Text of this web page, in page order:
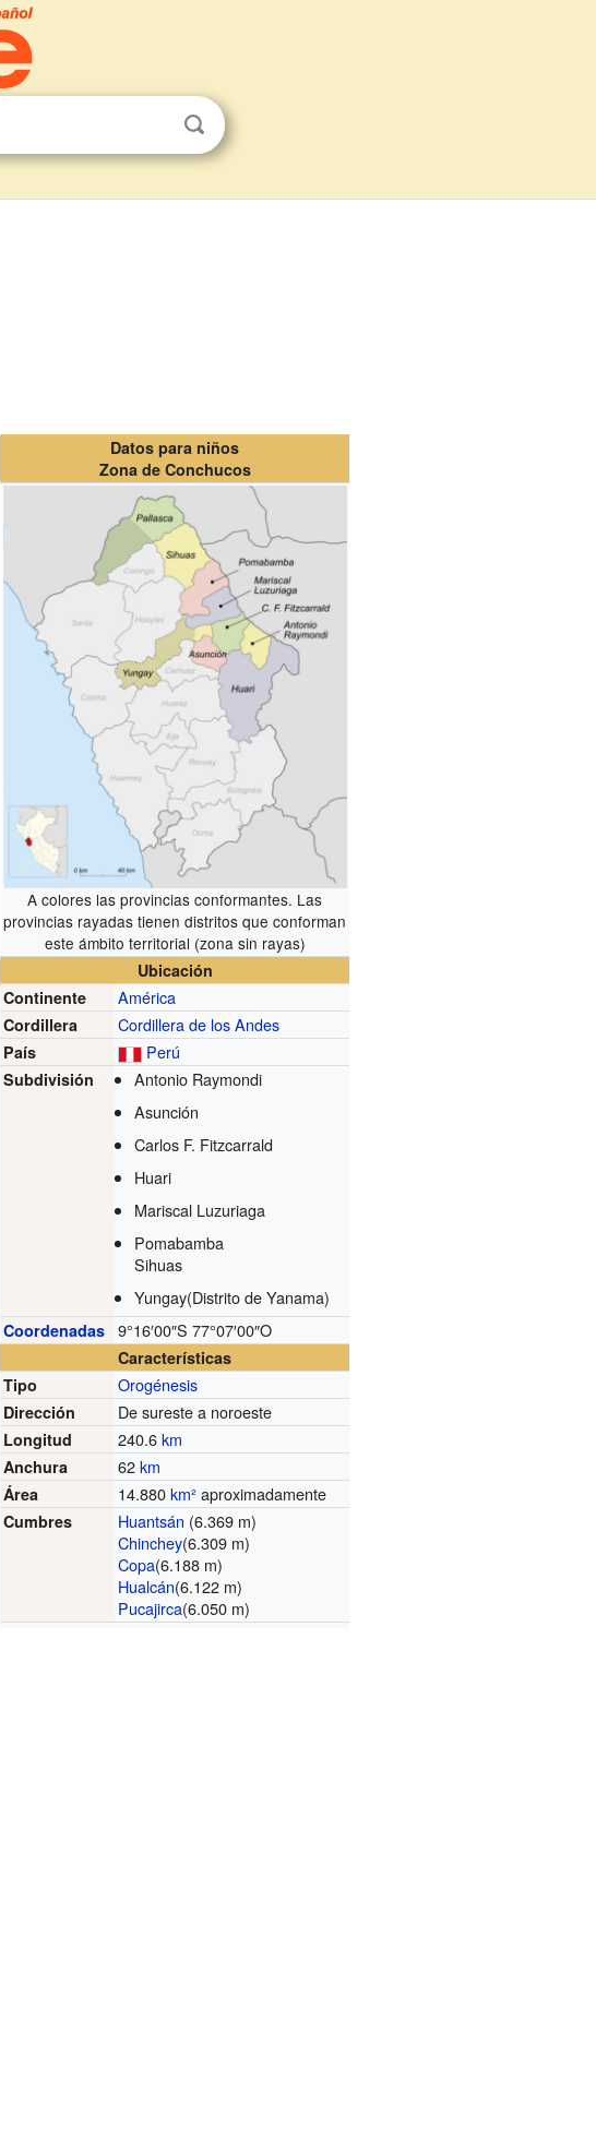
Datos para niños
Zona de Conchucos
A colores las provincias conformantes. Las
provincias rayadas tienen distritos que conforman
este ámbito territorial (zona sin rayas)
Ubicación
Continente
América
Cordillera Cordillera de los Andes
País Perú
Subdivisión
Antonio Raymondi
Asunción
Carlos F. Fitzcarrald
Huari
Mariscal Luzuriaga
Pomabamba
Sihuas
Yungay(Distrito de Yanama)
Coordenadas 9°16′00″S 77°07′00″O
Características
Tipo
Orogénesis
Dirección De sureste a noroeste
Longitud 240.6km
Anchura 62km
Área 14.880km²aproximadamente
Cumbres Huantsán (6.369 m)
Chinchey(6.309 m)
Copa(6.188 m)
Hualcán(6.122 m)
Pucajirca(6.050 m)